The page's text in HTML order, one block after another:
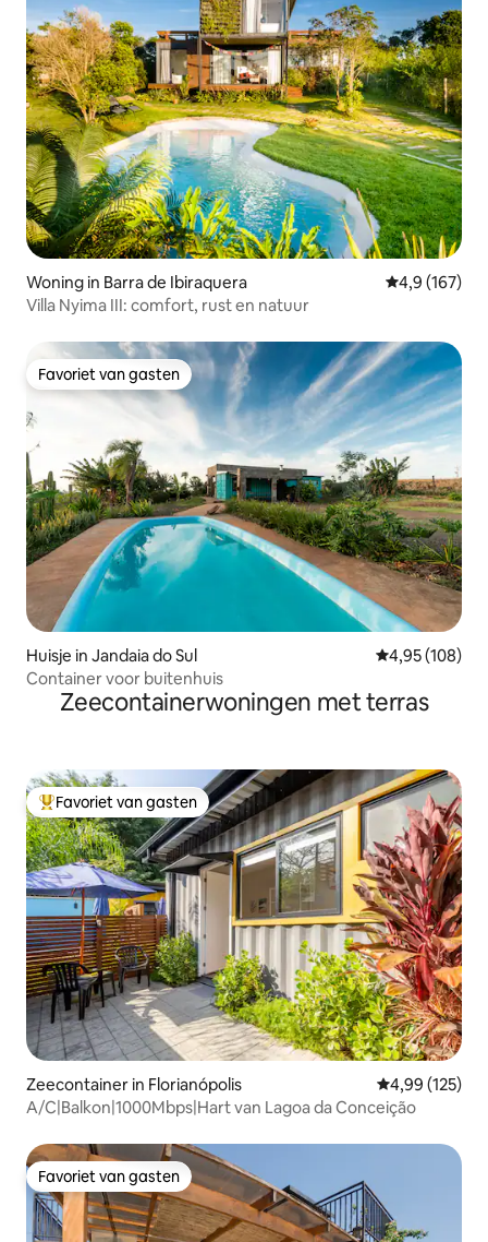
Woning in Barra de Ibiraquera Gemiddelde
4,9 (167)
Villa Nyima III: comfort, rust en natuur
Favoriet van gasten
Favoriet van gasten
Huisje in Jandaia do Sul Gemiddelde
4,95 (108)
Container voor buitenhuis
Zeecontainerwoningen met terras
Topfavoriet van gasten
Favoriet van gasten
Zeecontainer in Florianópolis Gemiddelde
4,99 (125)
A/C|Balkon|1000Mbps|Hart van Lagoa da Conceição
Favoriet van gasten
Favoriet van gasten